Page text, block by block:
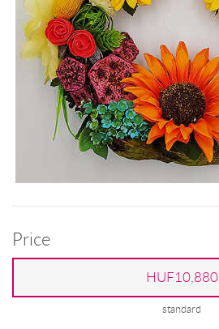
Price
HUF10,880
standard